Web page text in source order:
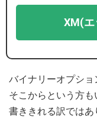
XM(
バイナリーオプシ
そこからという方
書ききれる訳では